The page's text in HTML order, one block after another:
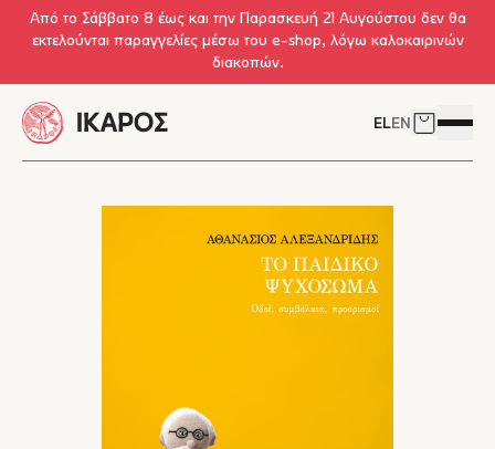
Skip to main content
Από το Σάββατο 8 έως και την Παρασκευή 21 Αυγούστου δεν θα
εκτελούνται παραγγελίες μέσω του e-shop, λόγω καλοκαιρινών
διακοπών.
ELEN Δείτε το